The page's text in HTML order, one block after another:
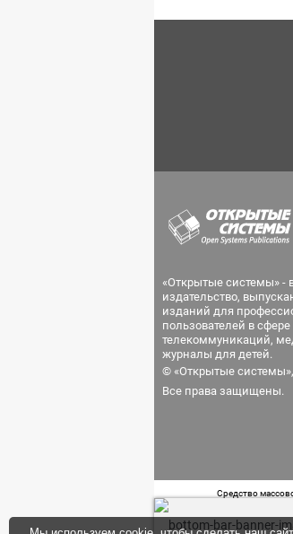
«Открытые системы» -
издательство,
изданий для
пользователей в
телекоммуникаций,
журналы для детей.
© «Открытые
Все права защищены.
Средство